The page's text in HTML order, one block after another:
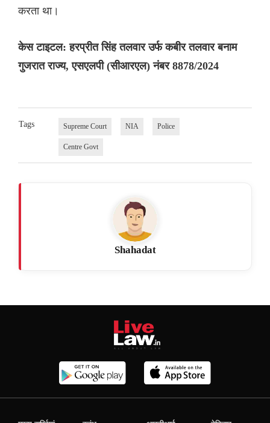
करता था।
केस टाइटल: हरप्रीत सिंह तलवार उर्फ ​​कबीर तलवार बनाम
गुजरात राज्य, एसएलपी (सीआरएल) नंबर 8878/2024
Tags Supreme Court NIA Police
Centre Govt
Shahadat